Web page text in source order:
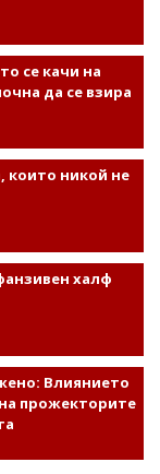
се качи на
да се взира
които никой не
халф
Влиянието
прожекторите